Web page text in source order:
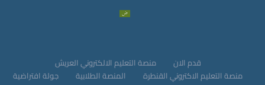
قدم الان
منصة التعليم الالكتروني العريش
منصة التعليم الاكتروني القنطرة
المنصة الطلابية
جولة افتراضية